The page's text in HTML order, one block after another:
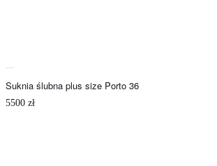
Suknia ślubna plus size Porto 36
5500 zł